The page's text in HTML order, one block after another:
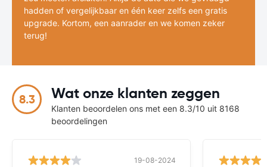
hadden of vergelijkbaar en één keer zelfs een gratis
upgrade. Kortom, een aanrader en we komen zeker
terug!
8.3 Wat onze klanten zeggen
Klanten beoordelen ons met een 8.3/10 uit 8168
beoordelingen
19-08-2024